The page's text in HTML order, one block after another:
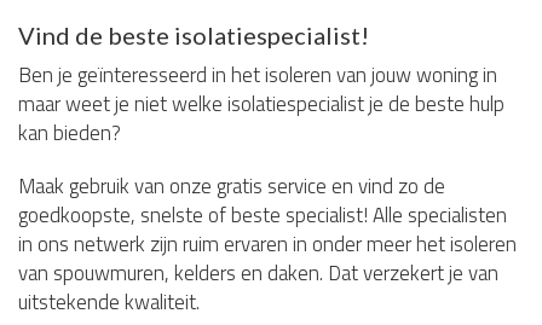
Vind de beste isolatiespecialist!
Ben je geïnteresseerd in het isoleren van jouw woning in
maar weet je niet welke isolatiespecialist je de beste hulp
kan bieden?
Maak gebruik van onze gratis service en vind zo de
goedkoopste, snelste of beste specialist! Alle specialisten
in ons netwerk zijn ruim ervaren in onder meer het isoleren
van spouwmuren, kelders en daken. Dat verzekert je van
uitstekende kwaliteit.